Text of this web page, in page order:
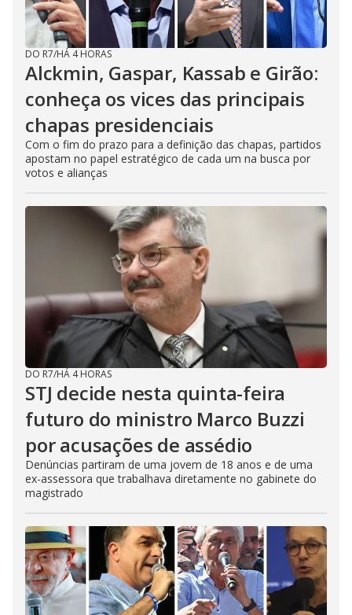
DO R7/HÁ 4 HORAS
Alckmin, Gaspar, Kassab e Girão:
conheça os vices das principais
chapas presidenciais
Com o fim do prazo para a definição das chapas, partidos
apostam no papel estratégico de cada um na busca por
votos e alianças
DO R7/HÁ 4 HORAS
STJ decide nesta quinta-feira
futuro do ministro Marco Buzzi
por acusações de assédio
Denúncias partiram de uma jovem de 18 anos e de uma
ex-assessora que trabalhava diretamente no gabinete do
magistrado